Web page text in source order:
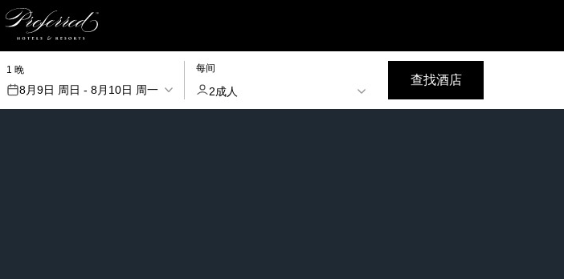
1 晚
8月9日 周日 - 8月10日 周一
每间
2成人
查找酒店